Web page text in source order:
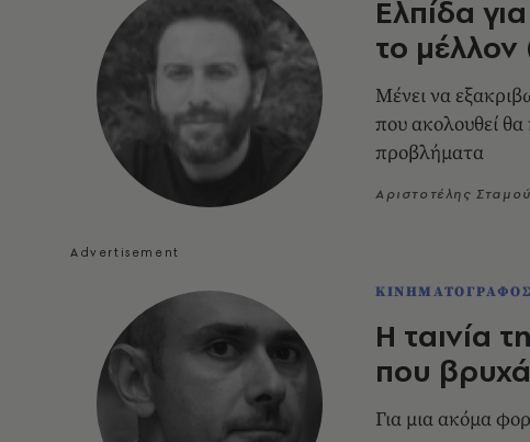
Ελπίδα
το μέλλον
Μένει να
που ακολουθεί
προβλήματα
Αριστοτέλης
ΚΙΝΗΜΑΤΟΓΡΑΦΟΣ
Η ταινία
που
Για μια ακόμα